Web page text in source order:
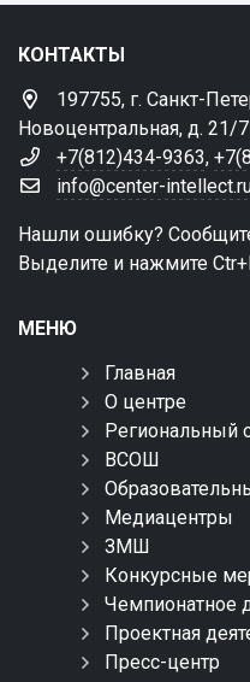
КОНТАКТЫ
197755, г. Санкт-
Новоцентральная, д. 21/
+7(812)434-9363,
info@center-
Нашли ошибку?
Выделите и нажмите
МЕНЮ
Главная
О центре
Региональный
ВСОШ
Медиацентры
ЗМШ
Конкурсные
Чемпионатное
Проектная
Пресс-центр